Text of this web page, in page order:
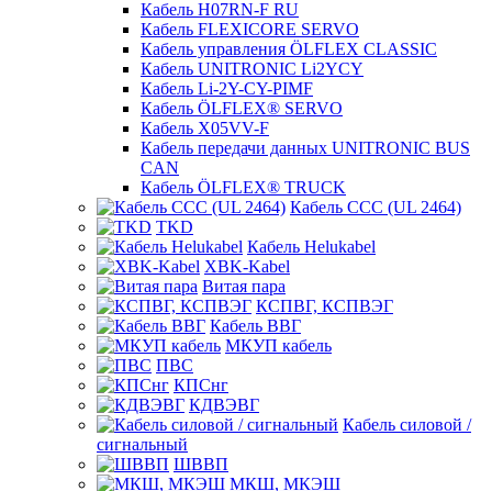
Кабель H07RN-F RU
Кабель FLEXICORE SERVO
Кабель управления ÖLFLEX CLASSIC
Кабель UNITRONIC Li2YCY
Кабель Li-2Y-CY-PIMF
Кабель ÖLFLEX® SERVO
Кабель X05VV-F
Кабель передачи данных UNITRONIC BUS
CAN
Кабель ÖLFLEX® TRUCK
Кабель CCC (UL 2464)
TKD
Кабель Helukabel
XBK-Kabel
Витая пара
КСПВГ, КСПВЭГ
Кабель ВВГ
МКУП кабель
ПВС
КПСнг
КДВЭВГ
Кабель силовой /
сигнальный
ШВВП
МКШ, МКЭШ